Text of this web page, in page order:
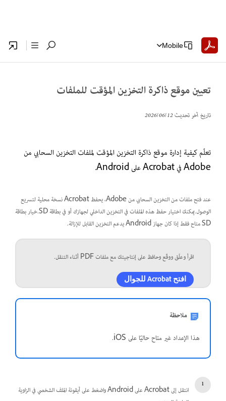
Mobile
تعيين موقع ذاكرة التخزين المؤقت للملفات
تاريخ آخر تحديث12‏/06‏/2026
تعلّم كيفية إدارة موقع ذاكرة التخزين المؤقت لملفات التخزين السحابي من
Adobe في Acrobat على Android.
عند فتح ملفات من التخزين السحابي من Adobe، يحفظ Acrobat نسخة محلية لتسريع
الوصول.يمكنك اختيار حفظ هذه الملفات في التخزين الداخلي لجهازك أو في بطاقة SD.خيار بطاقة
SD متاح فقط إذا كان جهاز Android يدعم التخزين القابل للإزالة.
اقرأ وعلّق ووقّع وحافظ على إنتاجيتك مع ملفات PDF أثناء التنقل.
افتح Acrobat للجوال
ملاحظة
هذا الإعداد غير متاح حاليًا على iOS.
انتقل إلى Acrobat على Android واضغط على أيقونة الملف الشخصي في الزاوية